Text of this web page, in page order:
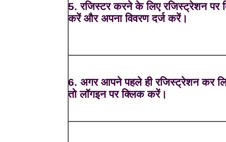
5. रजिस्टर करने के लिए रजिस्ट्रेशन पर
करें और अपना विवरण दर्ज करें।
6. अगर आपने पहले ही रजिस्ट्रेशन कर
तो लॉगइन पर क्लिक करें।